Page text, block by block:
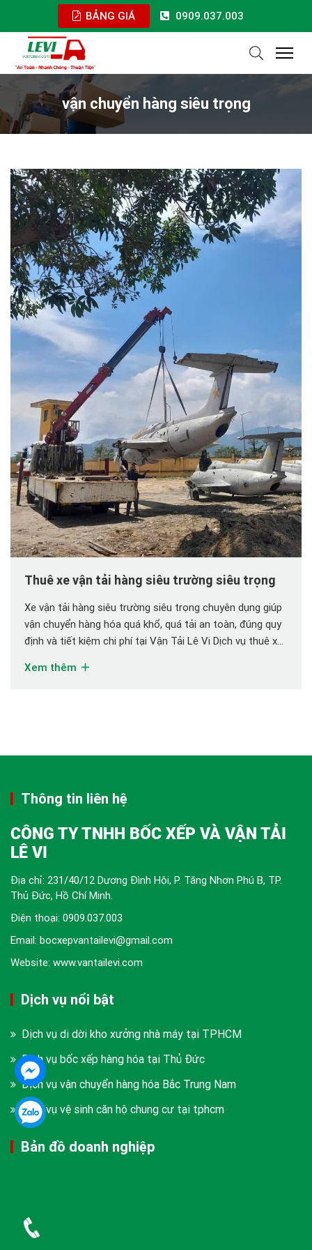
BẢNG GIÁ 0909.037.003
vận chuyển hàng siêu trọng
Thuê xe vận tải hàng siêu trường siêu trọng
Xe vận tải hàng siêu trường siêu trọng chuyên dụng giúp
vận chuyển hàng hóa quá khổ, quá tải an toàn, đúng quy
định và tiết kiệm chi phí tại Vận Tải Lê Vi Dịch vụ thuê xe
biệt trong các ngành xây dựng, […]
Xem thêm
Thông tin liên hệ
CÔNG TY TNHH BỐC XẾP VÀ VẬN TẢI
LÊ VI
Địa chỉ: 231/40/12 Dương Đình Hội, P. Tăng Nhơn Phú B, TP.
Thủ Đức, Hồ Chí Minh.
Điện thoại: 0909.037.003
Email: bocxepvantailevi@gmail.com
Website: www.vantailevi.com
Dịch vụ nổi bật
Dịch vụ di dời kho xưởng nhà máy tại TPHCM
Dịch vụ bốc xếp hàng hóa tại Thủ Đức
Dịch vụ vận chuyển hàng hóa Bắc Trung Nam
Dịch vụ vệ sinh căn hộ chung cư tại tphcm
Bản đồ doanh nghiệp